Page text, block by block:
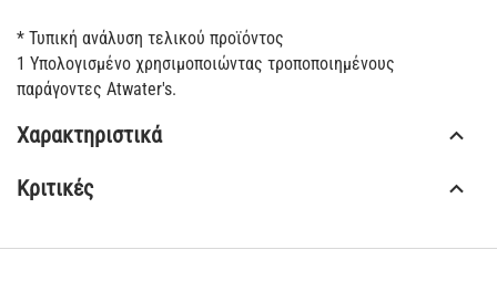
* Τυπική ανάλυση τελικού προϊόντος
1 Υπολογισμένο χρησιμοποιώντας τροποποιημένους
παράγοντες Atwater's.
Χαρακτηριστικά
Κριτικές